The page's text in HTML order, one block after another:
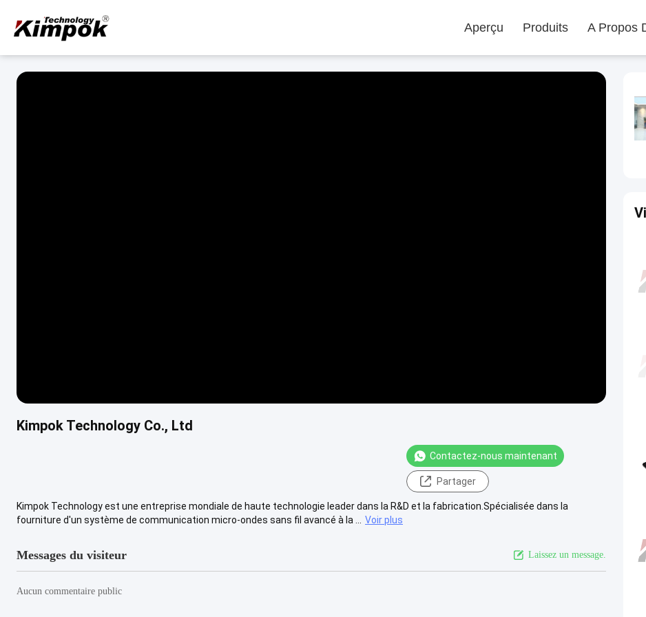
Aperçu Produits A Propos
Kimpok Technology Co., Ltd
Contactez-nous maintenant
Partager
Kimpok Technology est une entreprise mondiale de haute technologie leader dans la R&D et la fabrication.Spécialisée dans la
fourniture d'un système de communication micro-ondes sans fil avancé à la ...
Voir plus
Messages du visiteur Laissez un message.
Aucun commentaire public